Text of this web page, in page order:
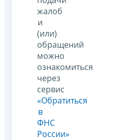
жалоб
и
(или)
обращений
можно
ознакомиться
через
сервис
«Обратиться
в
ФНС
России»